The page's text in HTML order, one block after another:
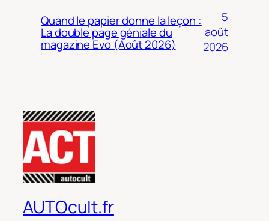
Quand le papier donne la leçon :
La double page géniale du
magazine Evo (Août 2026)
5
août
2026
AUTOcult.fr